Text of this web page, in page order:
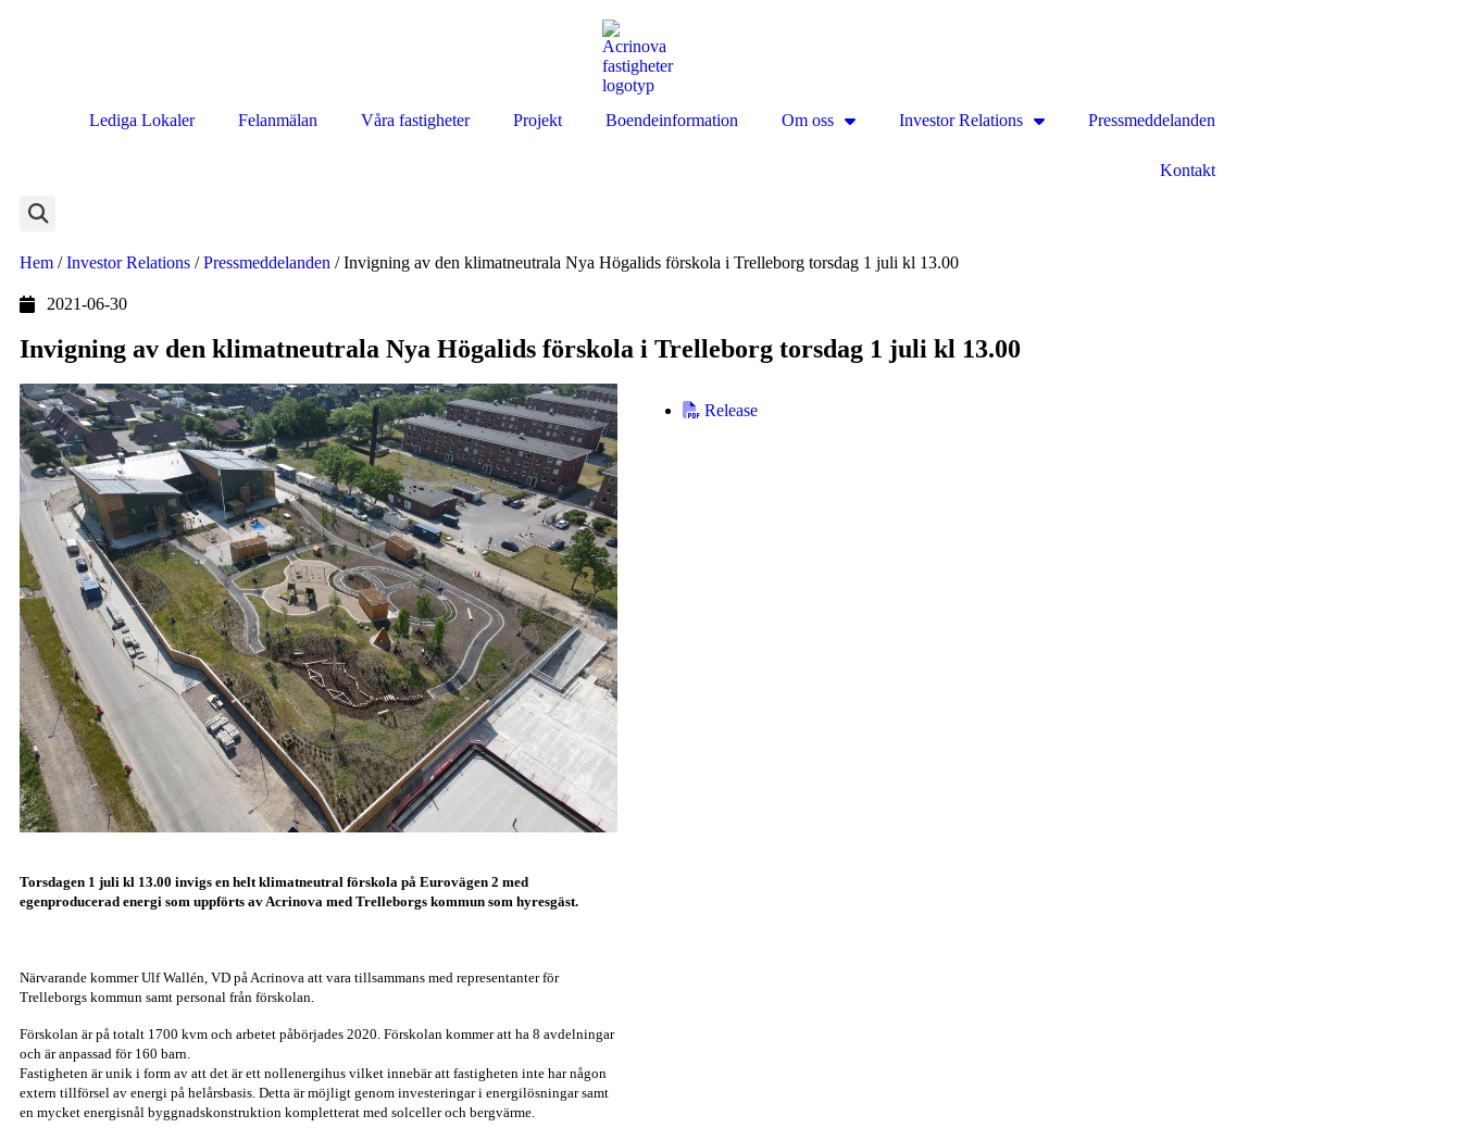
Lediga Lokaler Felanmälan Våra fastigheter Projekt Boendeinformation Om oss Investor Relations Pressmeddelanden
Kontakt
Hem /Investor Relations /Pressmeddelanden /Invigning av den klimatneutrala Nya Högalids förskola i Trelleborg torsdag 1 juli kl 13.00
2021-06-30
Invigning av den klimatneutrala Nya Högalids förskola i Trelleborg torsdag 1 juli kl 13.00
Torsdagen 1 juli kl 13.00 invigs en helt klimatneutral förskola på Eurovägen 2 med
egenproducerad energi som uppförts av Acrinova med Trelleborgs kommun som hyresgäst.
Närvarande kommer Ulf Wallén, VD på Acrinova att vara tillsammans med representanter för
Trelleborgs kommun samt personal från förskolan.
Förskolan är på totalt 1700 kvm och arbetet påbörjades 2020. Förskolan kommer att ha 8 avdelningar
och är anpassad för 160 barn.
Fastigheten är unik i form av att det är ett nollenergihus vilket innebär att fastigheten inte har någon
extern tillförsel av energi på helårsbasis. Detta är möjligt genom investeringar i energilösningar samt
en mycket energisnål byggnadskonstruktion kompletterat med solceller och bergvärme.
Release